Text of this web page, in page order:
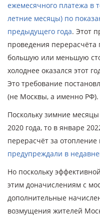
ежемесячного платежа в
летние месяцы) по
предыдущего года. Этот
проведения перерасчёта
большую или меньшую
холоднее оказался этот
Это требование
(не Москвы, а именно РФ).
Поскольку зимние месяцы
2020 года, то в январе
перерасчёт за
предупреждали в
Но поскольку
этим доначислениям с
дополнительные
возмущения жителей